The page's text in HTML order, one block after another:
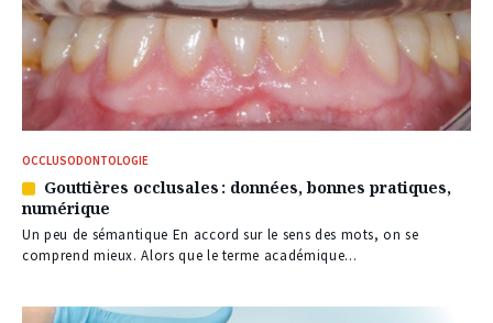
OCCLUSODONTOLOGIE
Article
réservé
à
nos
Gouttières occlusales : données, bonnes pratiques,
numérique
Un peu de sémantique En accord sur le sens des mots, on se
comprend mieux. Alors que le terme académique...